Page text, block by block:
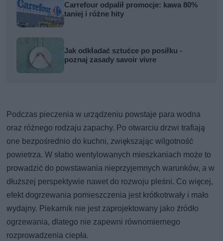
Carrefour odpalił promocje: kawa 80%
taniej i różne hity
Jak odkładać sztućce po posiłku -
poznaj zasady savoir vivre
Podczas pieczenia w urządzeniu powstaje para wodna
oraz różnego rodzaju zapachy. Po otwarciu drzwi trafiają
one bezpośrednio do kuchni, zwiększając wilgotność
powietrza. W słabo wentylowanych mieszkaniach może to
prowadzić do powstawania nieprzyjemnych warunków, a w
dłuższej perspektywie nawet do rozwoju pleśni. Co więcej,
efekt dogrzewania pomieszczenia jest krótkotrwały i mało
wydajny. Piekarnik nie jest zaprojektowany jako źródło
ogrzewania, dlatego nie zapewni równomiernego
rozprowadzenia ciepła.